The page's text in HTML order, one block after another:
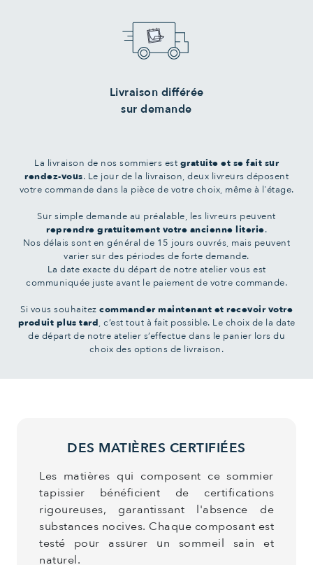
Livraison différée
sur demande
La livraison de nos sommiers est gratuite et se fait sur
rendez-vous. Le jour de la livraison, deux livreurs déposent
votre commande dans la pièce de votre choix, même à l'étage.
Sur simple demande au préalable, les livreurs peuvent
reprendre gratuitement votre ancienne literie.
Nos délais sont en général de 15 jours ouvrés, mais peuvent
varier sur des périodes de forte demande.
La date exacte du départ de notre atelier vous est
communiquée juste avant le paiement de votre commande.
Si vous souhaitez commander maintenant et recevoir votre
produit plus tard, c’est tout à fait possible. Le choix de la date
de départ de notre atelier s’effectue dans le panier lors du
choix des options de livraison.
DES MATIÈRES CERTIFIÉES
Les matières qui composent ce sommier
tapissier bénéficient de certifications
rigoureuses, garantissant l'absence de
substances nocives. Chaque composant est
testé pour assurer un sommeil sain et
naturel.